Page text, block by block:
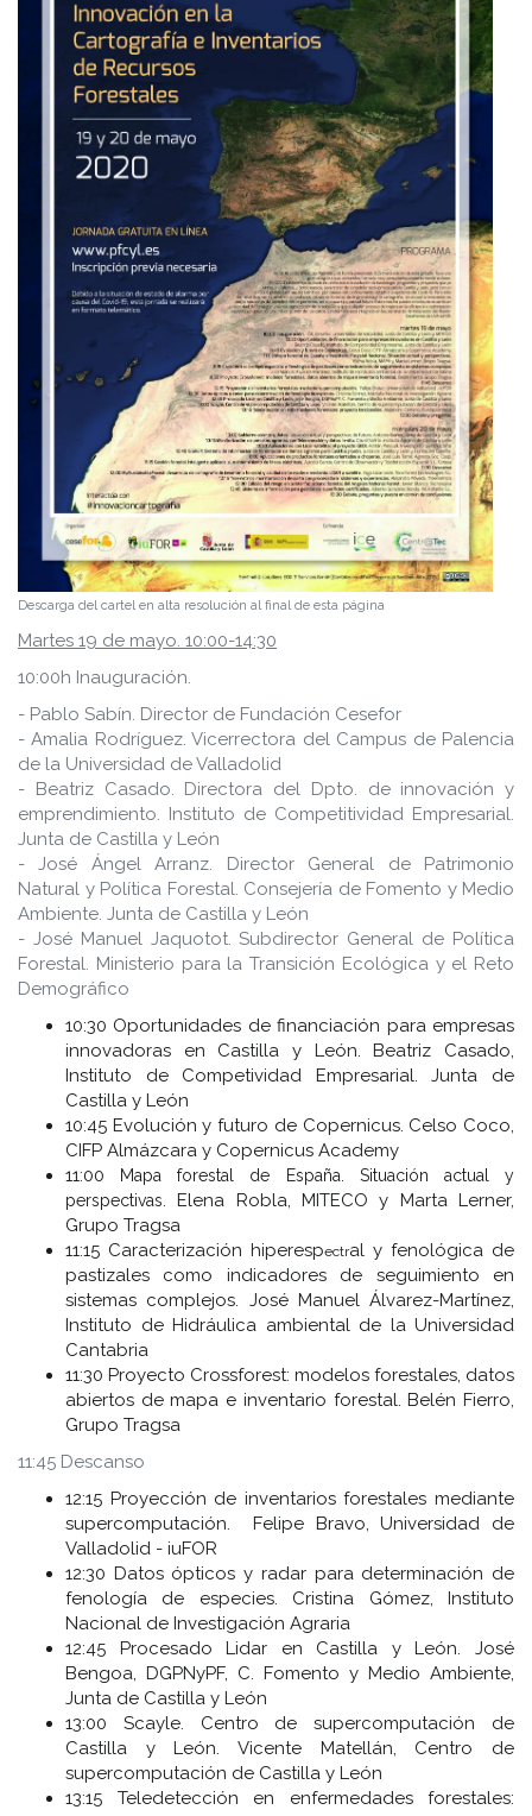
Descarga del cartel en alta resolución al final de esta página
Martes 19 de mayo. 10:00-14:30
10:00h Inauguración.
- Pablo Sabín. Director de Fundación Cesefor
- Amalia Rodríguez. Vicerrectora del Campus de Palencia
de la Universidad de Valladolid
- Beatriz Casado. Directora del Dpto. de innovación y
emprendimiento. Instituto de Competitividad Empresarial.
Junta de Castilla y León
- José Ángel Arranz. Director General de Patrimonio
Natural y Política Forestal. Consejería de Fomento y Medio
Ambiente. Junta de Castilla y León
- José Manuel Jaquotot. Subdirector General de Política
Forestal. Ministerio para la Transición Ecológica y el Reto
Demográfico
10:30 Oportunidades de financiación para empresas
innovadoras en Castilla y León. Beatriz Casado,
Instituto de Competividad Empresarial. Junta de
Castilla y León
10:45 Evolución y futuro de Copernicus. Celso Coco,
CIFP Almázcara y Copernicus Academy
11:00
Mapa forestal de España. Situación actual y
perspectivas
Elena Robla, MITECO y Marta Lerner,
Grupo Tragsa
11:15 Caracterización hiperespectral y fenológica de
pastizales como indicadores de seguimiento en
sistemas complejos. José Manuel Álvarez-Martínez,
Instituto de Hidráulica ambiental de la Universidad
Cantabria
11:30 Proyecto Crossforest: modelos forestales, datos
abiertos de mapa e inventario forestal. Belén Fierro,
Grupo Tragsa
11:45 Descanso
12:15 Proyección de inventarios forestales mediante
supercomputación. Felipe Bravo, Universidad de
Valladolid - iuFOR
12:30 Datos ópticos y radar para determinación de
fenología de especies. Cristina Gómez, Instituto
Nacional de Investigación Agraria
12:45 Procesado Lidar en Castilla y León. José
Bengoa, DGPNyPF, C. Fomento y Medio Ambiente,
Junta de Castilla y León
13:00 Scayle. Centro de supercomputación de
Castilla y León. Vicente Matellán, Centro de
supercomputación de Castilla y León
13:15 Teledetección en enfermedades forestales: